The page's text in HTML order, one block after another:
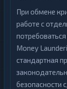
При обмене
работе с
Money
стандартная
безопасности